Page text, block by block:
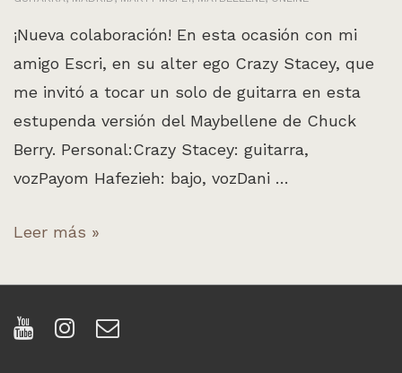
¡Nueva colaboración! En esta ocasión con mi
amigo Escri, en su alter ego Crazy Stacey, que
me invitó a tocar un solo de guitarra en esta
estupenda versión del Maybellene de Chuck
Berry. Personal:Crazy Stacey: guitarra,
vozPayom Hafezieh: bajo, vozDani …
Colaboración
Crazy
Stacey:
Maybellene
Leer más »